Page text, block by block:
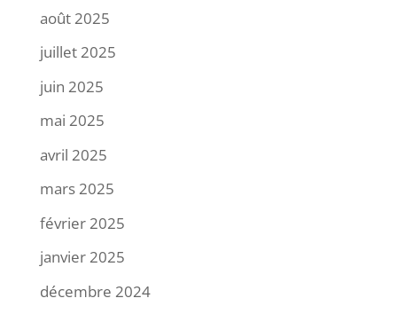
août 2025
juillet 2025
juin 2025
mai 2025
avril 2025
mars 2025
février 2025
janvier 2025
décembre 2024